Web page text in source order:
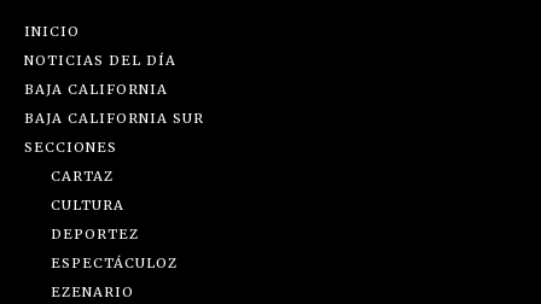
INICIO
NOTICIAS DEL DÍA
BAJA CALIFORNIA
BAJA CALIFORNIA SUR
SECCIONES
CARTAZ
CULTURA
DEPORTEZ
ESPECTÁCULOZ
EZENARIO